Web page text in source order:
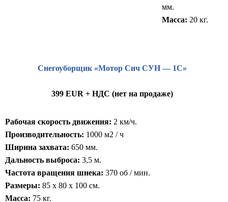
мм.
Масса: 20 кг.
Снегоуборщик «Мотор Сич СУН — 1С»
399 EUR + НДС (нет на продажe)
Рабочая скорость движения: 2 км/ч.
Производительность: 1000 м2 / ч
Ширина захвата: 650 мм.
Дальность выброса: 3,5 м.
Частота вращения шнека: 370 об / мин.
Размеры: 85 x 80 x 100 см.
Масса: 75 кг.